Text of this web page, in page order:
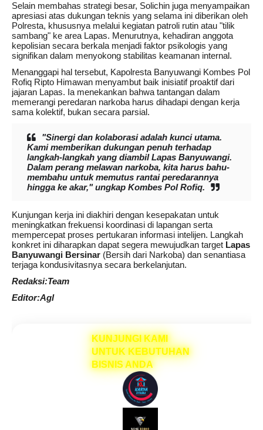
Selain membahas strategi besar, Solichin juga menyampaikan
apresiasi atas dukungan teknis yang selama ini diberikan oleh
Polresta, khususnya melalui kegiatan patroli rutin atau "tilik
sambang" ke area Lapas. Menurutnya, kehadiran anggota
kepolisian secara berkala menjadi faktor psikologis yang
signifikan dalam menyokong stabilitas keamanan internal.
Menanggapi hal tersebut, Kapolresta Banyuwangi Kombes Pol
Rofiq Ripto Himawan menyambut baik inisiatif proaktif dari
jajaran Lapas. Ia menekankan bahwa tantangan dalam
memerangi peredaran narkoba harus dihadapi dengan kerja
sama kolektif, bukan secara parsial.
"Sinergi dan kolaborasi adalah kunci utama.
Kami memberikan dukungan penuh terhadap
langkah-langkah yang diambil Lapas Banyuwangi.
Dalam perang melawan narkoba, kita harus bahu-
membahu untuk memutus rantai peredarannya
hingga ke akar," ungkap Kombes Pol Rofiq.
Kunjungan kerja ini diakhiri dengan kesepakatan untuk
meningkatkan frekuensi koordinasi di lapangan serta
mempercepat proses pertukaran informasi intelijen. Langkah
konkret ini diharapkan dapat segera mewujudkan target Lapas
Banyuwangi Bersinar (Bersih dari Narkoba) dan senantiasa
terjaga kondusivitasnya secara berkelanjutan.
Redaksi:Team
Editor:Agl
KUNJUNGI KAMI
UNTUK KEBUTUHAN
BISNIS ANDA